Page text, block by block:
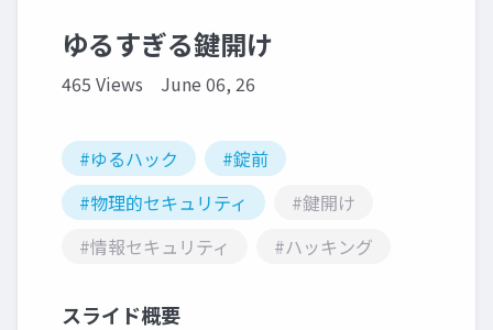
ゆるすぎる鍵開け
465 Views June 06, 26
#ゆるハック
#錠前
#物理的セキュリティ
#鍵開け
#情報セキュリティ
#ハッキング
スライド概要